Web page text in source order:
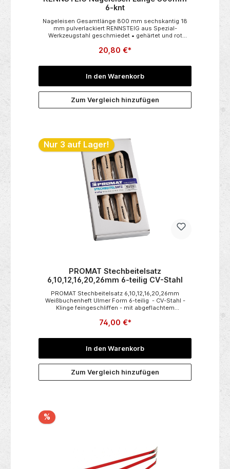
6-knt
Nageleisen Gesamtlänge 800 mm sechskantig 18
mm pulverlackiert RENNSTEIG aus Spezial-
Werkzeugstahl geschmiedet • gehärtet und rot
20,80 €*
In den Warenkorb
Zum Vergleich hinzufügen
Nur 3 auf Lager!
PROMAT Stechbeitelsatz
6,10,12,16,20,26mm 6-teilig CV-Stahl
PROMAT Stechbeitelsatz 6,10,12,16,20,26mm
Weißbuchenheft Ulmer Form 6-teilig - CV-Stahl -
Klinge feingeschliffen - mit abgeflachtem
technische Eigenschaften:• Verpackung: Karton•
74,00 €*
In den Warenkorb
Zum Vergleich hinzufügen
%